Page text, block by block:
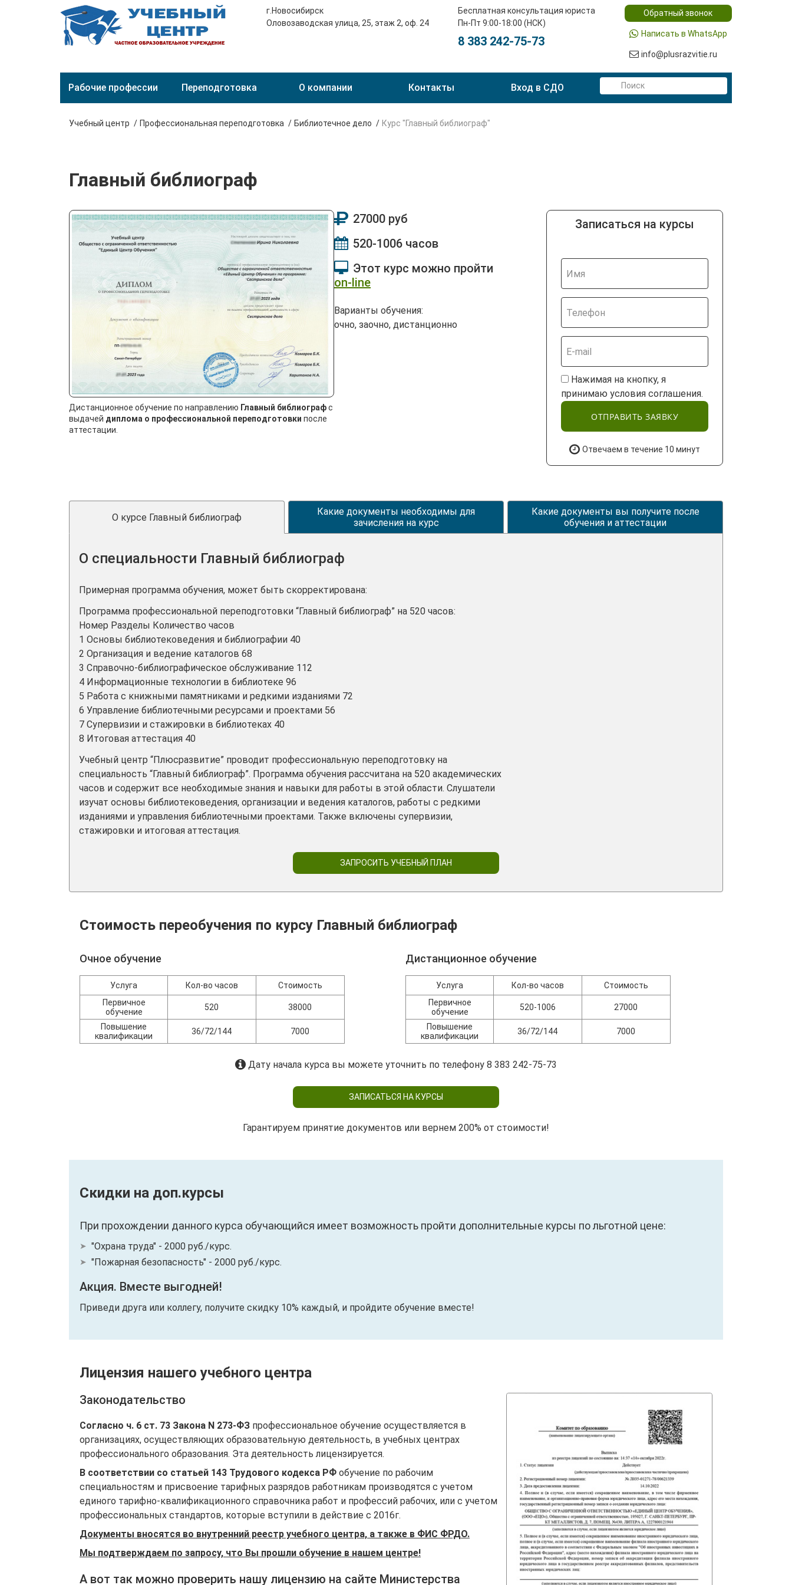
г.Новосибирск
Оловозаводская улица, 25, этаж 2, оф. 24
Бесплатная консультация юриста
Пн-Пт 9:00-18:00 (НСК)
8 383 242-75-73
Обратный звонок
Написать в WhatsApp
info@plusrazvitie.ru
Рабочие профессии Переподготовка О компании Контакты Вход в СДО
Учебный центр Профессиональная переподготовка Библиотечное дело Курс "Главный библиограф"
Главный библиограф
Дистанционное обучение по направлению Главный библиографс
выдачей диплома о профессиональной переподготовки после
аттестации.
27000 руб
520-1006 часов
Этот курс можно пройти
on-line
Варианты обучения:
очно, заочно, дистанционно
Записаться на курсы
Нажимая на кнопку, я
принимаю условия соглашения.
ОТПРАВИТЬ ЗАЯВКУ
Отвечаем в течение 10 минут
О курсе Главный библиограф
Какие документы необходимы для
зачисления на курс
Какие документы вы получите после
обучения и аттестации
О специальности Главный библиограф
Примерная программа обучения, может быть скорректирована:
Программа профессиональной переподготовки “Главный библиограф” на 520 часов:
Номер Разделы Количество часов
1 Основы библиотековедения и библиографии 40
2 Организация и ведение каталогов 68
3 Справочно-библиографическое обслуживание 112
4 Информационные технологии в библиотеке 96
5 Работа с книжными памятниками и редкими изданиями 72
6 Управление библиотечными ресурсами и проектами 56
7 Супервизии и стажировки в библиотеках 40
8 Итоговая аттестация 40
Учебный центр “Плюсразвитие” проводит профессиональную переподготовку на
специальность “Главный библиограф”. Программа обучения рассчитана на 520 академических
часов и содержит все необходимые знания и навыки для работы в этой области. Слушатели
изучат основы библиотековедения, организации и ведения каталогов, работы с редкими
изданиями и управления библиотечными проектами. Также включены супервизии,
стажировки и итоговая аттестация.
ЗАПРОСИТЬ УЧЕБНЫЙ ПЛАН
Стоимость переобучения по курсу Главный библиограф
Очное обучение
Услуга Кол-во часов
Стоимость
Первичное
обучение
520 38000
Повышение
квалификации
36/72/144 7000
Дистанционное обучение
Услуга Кол-во часов
Стоимость
Первичное
обучение
520-1006 27000
Повышение
квалификации
36/72/144 7000
Дату начала курса вы можете уточнить по телефону 8 383 242-75-73
ЗАПИСАТЬСЯ НА КУРСЫ
Гарантируем принятие документов или вернем 200% от стоимости!
Скидки на доп.курсы
При прохождении данного курса обучающийся имеет возможность пройти дополнительные курсы по льготной цене:
"Охрана труда" - 2000 руб./курс.
"Пожарная безопасность" - 2000 руб./курс.
Акция. Вместе выгодней!
Приведи друга или коллегу, получите скидку 10% каждый, и пройдите обучение вместе!
Лицензия нашего учебного центра
Законодательство
Согласно ч. 6 ст. 73 Закона N 273-ФЗ профессиональное обучение осуществляется в
организациях, осуществляющих образовательную деятельность, в учебных центрах
профессионального образования. Эта деятельность лицензируется.
В соответствии со статьей 143 Трудового кодекса РФ обучение по рабочим
специальностям и присвоение тарифных разрядов работникам производятся с учетом
единого тарифно-квалификационного справочника работ и профессий рабочих, или с учетом
профессиональных стандартов, которые вступили в действие с 2016г.
Документы вносятся во внутренний реестр учебного центра, а также в ФИС ФРДО.
Мы подтверждаем по запросу, что Вы прошли обучение в нашем центре!
А вот так можно проверить нашу лицензию на сайте Министерства